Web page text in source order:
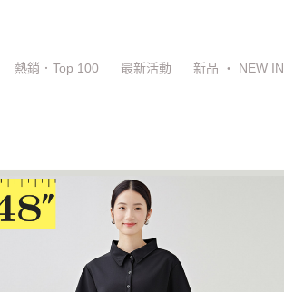
熱銷．Top 100 最新活動 新品 ‧ NEW IN